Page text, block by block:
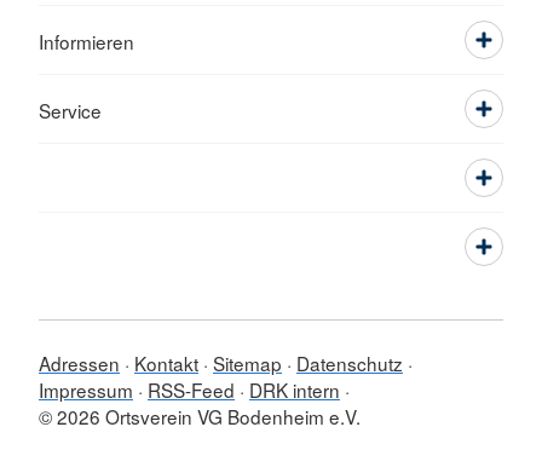
Informieren
Service
Adressen Kontakt Sitemap
Datenschutz
Impressum
RSS-Feed
DRK intern
© 2026 Ortsverein VG Bodenheim e.V.